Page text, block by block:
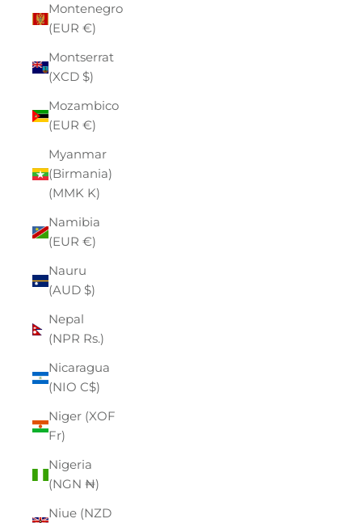
Montenegro
(EUR €)
Montserrat
(XCD $)
Mozambico
(EUR €)
Myanmar
(Birmania)
(MMK K)
Namibia
(EUR €)
Nauru
(AUD $)
Nepal
(NPR Rs.)
Nicaragua
(NIO C$)
Niger (XOF
Fr)
Nigeria
(NGN ₦)
Niue (NZD